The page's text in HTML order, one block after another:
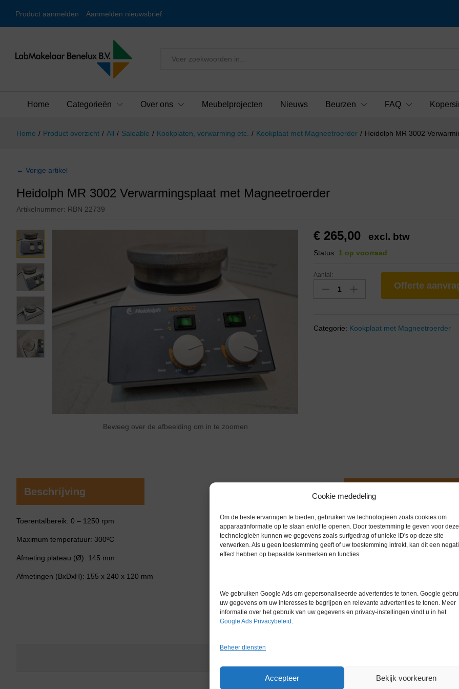
Cookie mededeling
Om de beste ervaringen te bieden, gebruiken we technologieën zoals cookies om
apparaatinformatie op te slaan en/of te openen. Door toestemming te geven voor deze
technologieën kunnen we gegevens zoals surfgedrag of unieke ID's op deze site
verwerken. Als u geen toestemming geeft of uw toestemming intrekt, kan dit een
effect hebben op bepaalde kenmerken en functies.
We gebruiken Google Ads om gepersonaliseerde advertenties te tonen. Google
uw gegevens om uw interesses te begrijpen en relevante advertenties te tonen. Meer
informatie over het gebruik van uw gegevens en privacy-instellingen vindt u in het
Google Ads Privacybeleid
Beheer diensten
Accepteer Bekijk voorkeuren
Product aanmelden Aanmelden nieuwsbrief
Alles
Home Categorieën Over ons Meubelprojecten Nieuws Beurzen FAQ
Home / Product overzicht / All / Saleable / Kookplaten, verwarming etc. / Kookplaat met Magneetroerder / Heidolph MR 3002
← Vorige artikel
Heidolph MR 3002 Verwarmingsplaat met Magneetroerder
Artikelnummer: RBN 22739
Beweeg over de afbeelding om in te zoomen
€ 265,00 excl. btw
Status: 1 op voorraad
Aantal:
Offerte
Categorie: Kookplaat met Magneetroerder
Beschrijving
Toerentalbereik: 0 – 1250 rpm
Maximum temperatuur: 300ºC
Afmeting plateau (Ø): 145 mm
Afmetingen (BxDxH): 155 x 240 x 120 mm
Extra informatie
Gewicht 0,0 kg
Garantie 0 maanden